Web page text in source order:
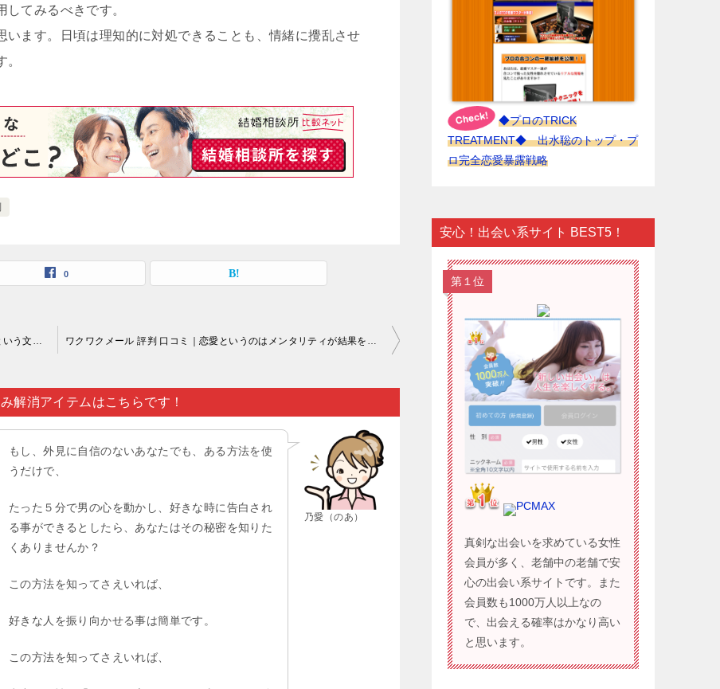
てみるべきです。
ます。日頃は理知的に対処できることも、情緒に攪乱させ
0
ワクワクメール 評判 口コミ｜好きな人の事は何だって好きという文言からも理解できるように…。 ワクワクメール 評判 口コミ｜恋愛というのはメンタリティが結果を生み出すものなので…。
解消アイテムはこちらです！
乃愛（のあ）
もし、外見に自信のないあなたでも、ある方法を使
うだけで、
たった５分で男の心を動かし、好きな時に告白され
る事ができるとしたら、あなたはその秘密を知りた
くありませんか？
この方法を知ってさえいれば、
好きな人を振り向かせる事は簡単です。
この方法を知ってさえいれば、
◆プロのTRICK
TREATMENT◆ 出水聡のトップ・プ
ロ完全恋愛暴露戦略
安心！出会い系サイト BEST5！
第１位
PCMAX
真剣な出会いを求めている女性
会員が多く、老舗中の老舗で安
心の出会い系サイトです。また
会員数も1000万人以上なの
で、出会える確率はかなり高い
と思います。